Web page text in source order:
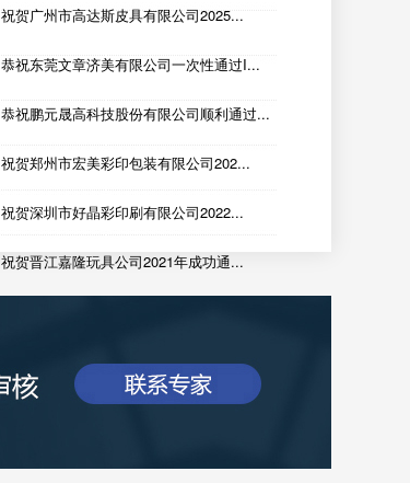
祝贺广州市高达斯皮具有限公司2025...
恭祝东莞文章济美有限公司一次性通过I...
恭祝鹏元晟高科技股份有限公司顺利通过...
祝贺郑州市宏美彩印包装有限公司202...
祝贺深圳市好晶彩印刷有限公司2022...
祝贺晋江嘉隆玩具公司2021年成功通...